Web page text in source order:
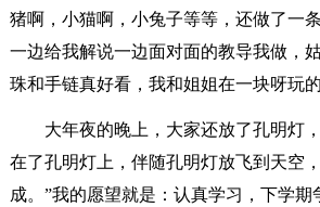
猪啊，小猫啊，小兔子等等，还做了一
一边给我解说一边面对面的教导我做，
珠和手链真好看，我和姐姐在一块呀玩的
大年夜的晚上，大家还放了孔明灯
在了孔明灯上，伴随孔明灯放飞到天空
成。”我的愿望就是：认真学习，下学期